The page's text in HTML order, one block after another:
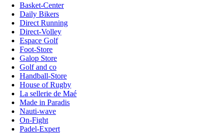
Basket-Center
Daily Bikers
Direct Running
Direct-Volley
Espace Golf
Foot-Store
Galop Store
Golf and co
Handball-Store
House of Rugby
La sellerie de Maé
Made in Paradis
Nauti-wave
On-Fight
Padel-Expert